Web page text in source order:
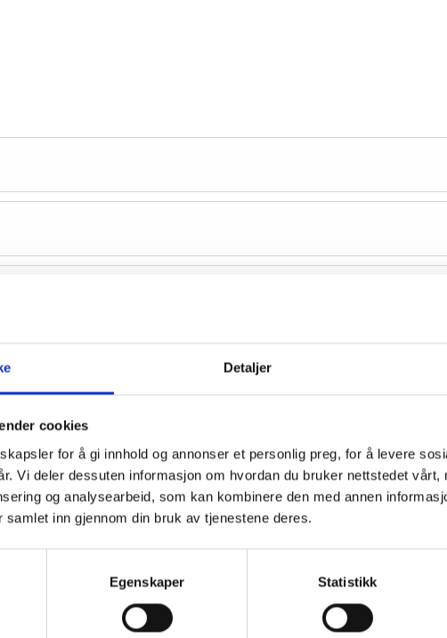
Detaljer
cookies
for å gi innhold og annonser et personlig preg, for å levere
Vi deler dessuten informasjon om hvordan du bruker nettstedet vårt,
og analysearbeid, som kan kombinere den med annen
samlet inn gjennom din bruk av tjenestene deres.
Egenskaper Statistikk